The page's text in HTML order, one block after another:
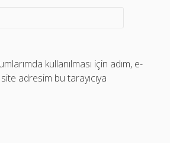
kullanılması için adım, e-
adresim bu tarayıcıya